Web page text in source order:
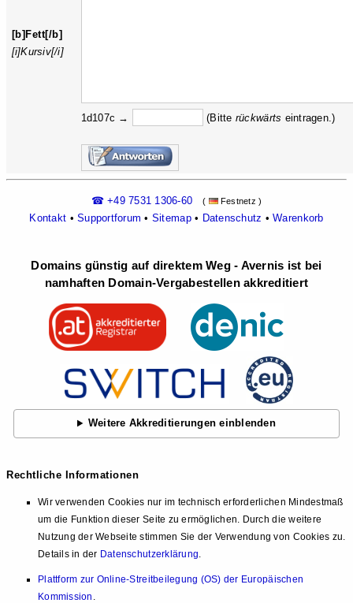
[b]Fett[/b]
[i]Kursiv[/i]
1d107c → (Bitte rückwärts eintragen.)
☎ +49 7531 1306-60 ( Festnetz )
Kontakt •Supportforum • Sitemap• Datenschutz •Warenkorb
Domains günstig auf direktem Weg - Avernis ist bei
namhaften Domain-Vergabestellen akkreditiert
Weitere Akkreditierungen einblenden
Rechtliche Informationen
Wir verwenden Cookies nur im technisch erforderlichen Mindestmaß
um die Funktion dieser Seite zu ermöglichen. Durch die weitere
Nutzung der Webseite stimmen Sie der Verwendung von Cookies zu.
Details in der Datenschutzerklärung.
Plattform zur Online-Streitbeilegung (OS) der Europäischen
Kommission